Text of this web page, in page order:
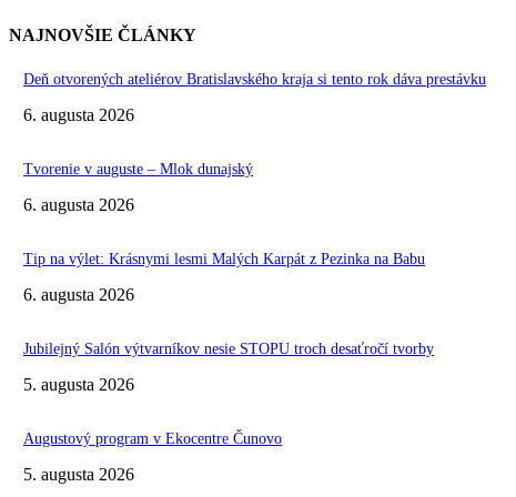
NAJNOVŠIE ČLÁNKY
Deň otvorených ateliérov Bratislavského kraja si tento rok dáva prestávku
6. augusta 2026
Tvorenie v auguste – Mlok dunajský
6. augusta 2026
Tip na výlet: Krásnymi lesmi Malých Karpát z Pezinka na Babu
6. augusta 2026
Jubilejný Salón výtvarníkov nesie STOPU troch desaťročí tvorby
5. augusta 2026
Augustový program v Ekocentre Čunovo
5. augusta 2026